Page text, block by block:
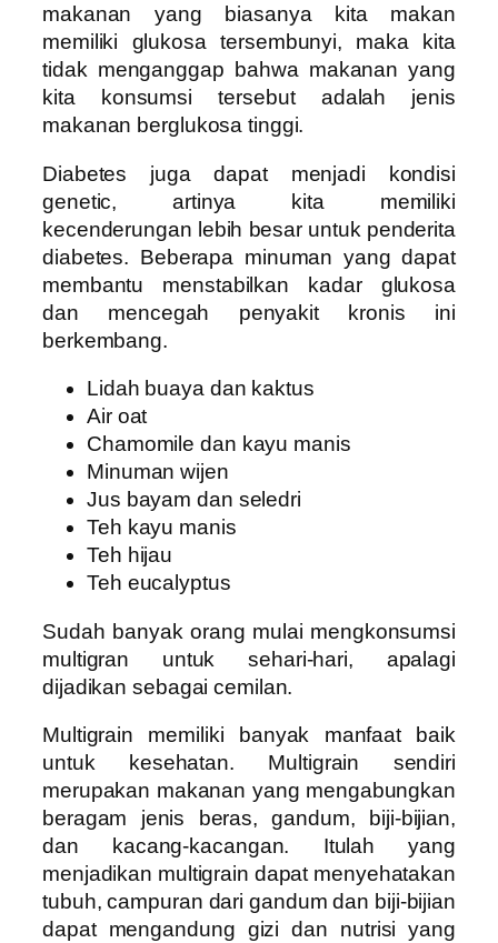
makanan yang biasanya kita makan
memiliki glukosa tersembunyi, maka kita
tidak menganggap bahwa makanan yang
kita konsumsi tersebut adalah jenis
makanan berglukosa tinggi.
Diabetes juga dapat menjadi kondisi
genetic, artinya kita memiliki
kecenderungan lebih besar untuk penderita
diabetes. Beberapa minuman yang dapat
membantu menstabilkan kadar glukosa
dan mencegah penyakit kronis ini
berkembang.
Lidah buaya dan kaktus
Air oat
Chamomile dan kayu manis
Minuman wijen
Jus bayam dan seledri
Teh kayu manis
Teh hijau
Teh eucalyptus
Sudah banyak orang mulai mengkonsumsi
multigran untuk sehari-hari, apalagi
dijadikan sebagai cemilan.
Multigrain memiliki banyak manfaat baik
untuk kesehatan. Multigrain sendiri
merupakan makanan yang mengabungkan
beragam jenis beras, gandum, biji-bijian,
dan kacang-kacangan. Itulah yang
menjadikan multigrain dapat menyehatakan
tubuh, campuran dari gandum dan biji-bijian
dapat mengandung gizi dan nutrisi yang